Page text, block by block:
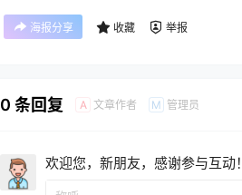
海报分享 收藏 举报
0 条回复 A 文章作者 M 管理员
欢迎您，新朋友，感谢参与互动！